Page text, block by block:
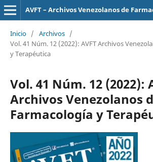
AVFT – Archivos Venezolanos de
Inicio / Archivos /
Vol. 41 Núm. 12 (2022): AVFT Archivos
y Terapéutica
Vol. 41 Núm. 12 (2022):
Archivos Venezolanos
Farmacología y